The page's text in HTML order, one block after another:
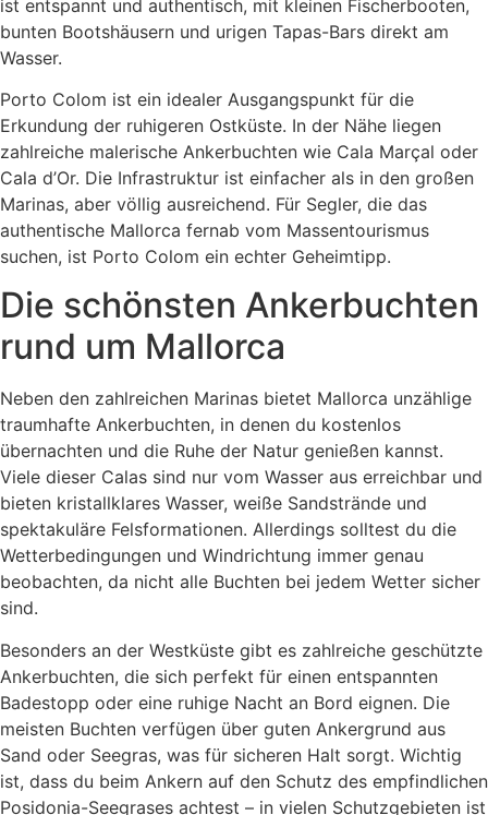
ist entspannt und authentisch, mit kleinen Fischerbooten,
bunten Bootshäusern und urigen Tapas-Bars direkt am
Wasser.
Porto Colom ist ein idealer Ausgangspunkt für die
Erkundung der ruhigeren Ostküste. In der Nähe liegen
zahlreiche malerische Ankerbuchten wie Cala Marçal oder
Cala d’Or. Die Infrastruktur ist einfacher als in den großen
Marinas, aber völlig ausreichend. Für Segler, die das
authentische Mallorca fernab vom Massentourismus
suchen, ist Porto Colom ein echter Geheimtipp.
Die schönsten Ankerbuchten
rund um Mallorca
Neben den zahlreichen Marinas bietet Mallorca unzählige
traumhafte Ankerbuchten, in denen du kostenlos
übernachten und die Ruhe der Natur genießen kannst.
Viele dieser Calas sind nur vom Wasser aus erreichbar und
bieten kristallklares Wasser, weiße Sandstrände und
spektakuläre Felsformationen. Allerdings solltest du die
Wetterbedingungen und Windrichtung immer genau
beobachten, da nicht alle Buchten bei jedem Wetter sicher
sind.
Besonders an der Westküste gibt es zahlreiche geschützte
Ankerbuchten, die sich perfekt für einen entspannten
Badestopp oder eine ruhige Nacht an Bord eignen. Die
meisten Buchten verfügen über guten Ankergrund aus
Sand oder Seegras, was für sicheren Halt sorgt. Wichtig
ist, dass du beim Ankern auf den Schutz des empfindlichen
Posidonia-Seegrases achtest – in vielen Schutzgebieten ist